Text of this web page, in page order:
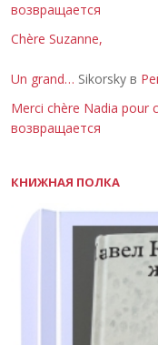
возвращается
Chère Suzanne,
Un grand… Sikorsky в
Merci chère Nadia pour
возвращается
КНИЖНАЯ ПОЛКА